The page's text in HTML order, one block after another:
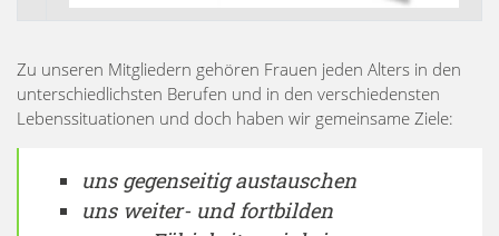
Zu unseren Mitgliedern gehören Frauen jeden Alters in den
unterschiedlichsten Berufen und in den verschiedensten
Lebenssituationen und doch haben wir gemeinsame Ziele:
uns gegenseitig austauschen
uns weiter- und fortbilden